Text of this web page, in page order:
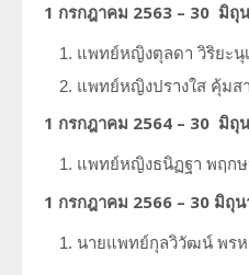
1 กรกฎาคม 2563 – 30 มิถุ
แพทย์หญิงตุลดา วิริยะนุ
แพทย์หญิงปรางใส คุ้มส
1 กรกฎาคม 2564 – 30 มิถุ
แพทย์หญิงธนิฏฐา พฤก
1 กรกฎาคม 2566 – 30 มิถุ
นายแพทย์กุลวิวัฒน์ พร